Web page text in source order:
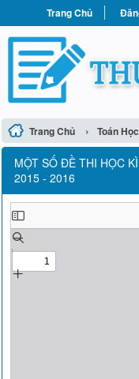
Trang Chủ
Trang Chủ › Toán Học
MỘT SỐ ĐỀ THI HỌC
2015 - 2016